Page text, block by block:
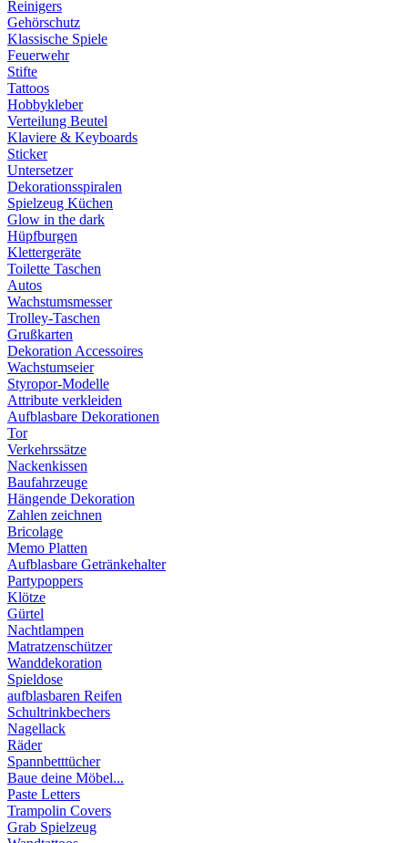
Reinigers
Gehörschutz
Klassische Spiele
Feuerwehr
Stifte
Tattoos
Hobbykleber
Verteilung Beutel
Klaviere & Keyboards
Sticker
Untersetzer
Dekorationsspiralen
Spielzeug Küchen
Glow in the dark
Hüpfburgen
Klettergeräte
Toilette Taschen
Autos
Wachstumsmesser
Trolley-Taschen
Grußkarten
Dekoration Accessoires
Wachstumseier
Styropor-Modelle
Attribute verkleiden
Aufblasbare Dekorationen
Tor
Verkehrssätze
Nackenkissen
Baufahrzeuge
Hängende Dekoration
Zahlen zeichnen
Bricolage
Memo Platten
Aufblasbare Getränkehalter
Partypoppers
Klötze
Gürtel
Nachtlampen
Matratzenschützer
Wanddekoration
Spieldose
aufblasbaren Reifen
Schultrinkbechers
Nagellack
Räder
Spannbetttücher
Baue deine Möbel...
Paste Letters
Trampolin Covers
Grab Spielzeug